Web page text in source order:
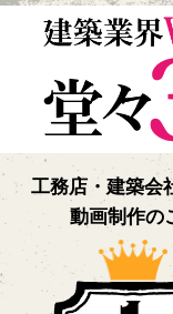
工務店・建築会
動画制作の